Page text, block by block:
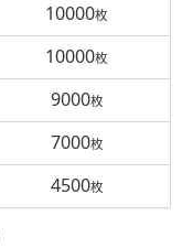
10000枚
10000枚
9000枚
7000枚
4500枚